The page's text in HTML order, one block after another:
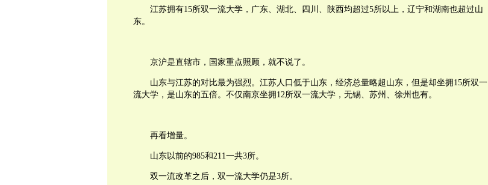
江苏拥有15所双一流大学，广东、湖北、四川、陕西均超过5所以上，辽宁和湖南也超过山
东。
京沪是直辖市，国家重点照顾，就不说了。
山东与江苏的对比最为强烈。江苏人口低于山东，经济总量略超山东，但是却坐拥 15所双一
流大学，是山东的五倍。不仅南京坐拥 12所双一流大学，无锡、苏州、徐州也有。
再看增量。
山东以前的985和211一共3所。
双一流改革之后，双一流大学仍是3所。